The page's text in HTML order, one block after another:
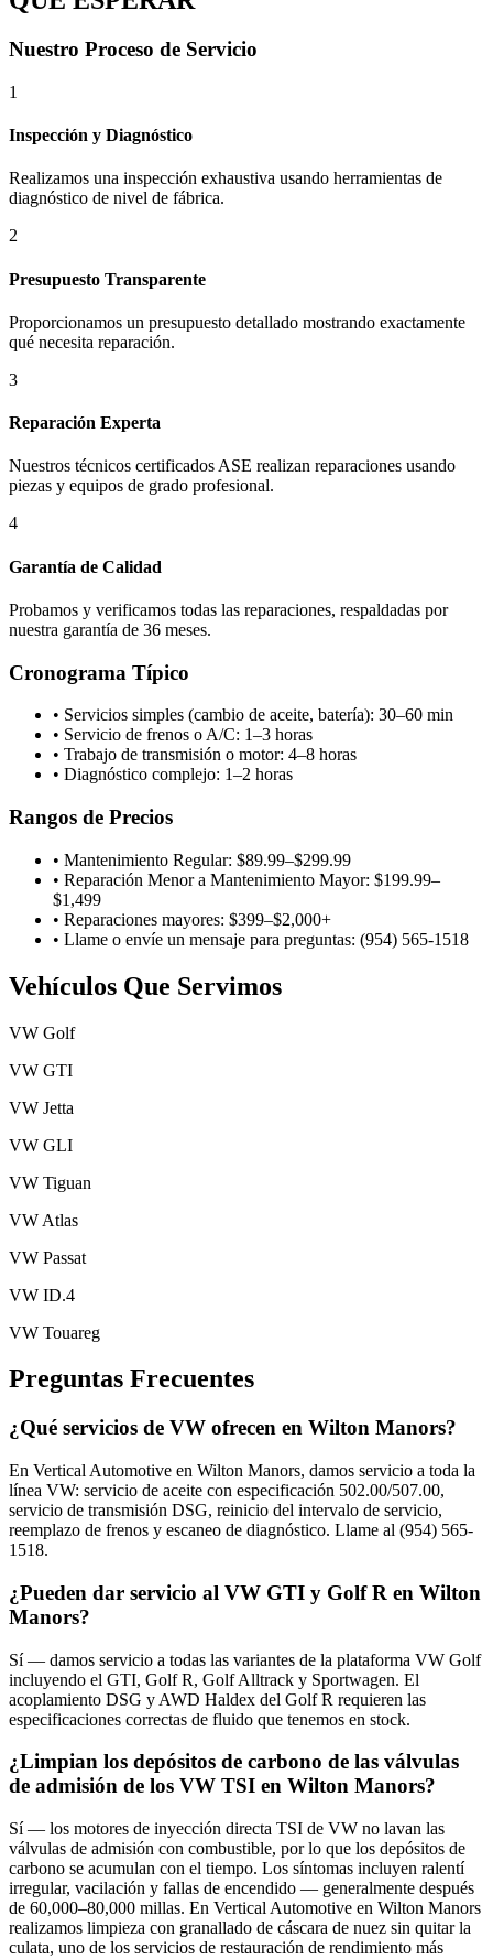
Nuestro Proceso de Servicio
1
Inspección y Diagnóstico
Realizamos una inspección exhaustiva usando herramientas de
diagnóstico de nivel de fábrica.
2
Presupuesto Transparente
Proporcionamos un presupuesto detallado mostrando exactamente
qué necesita reparación.
3
Reparación Experta
Nuestros técnicos certificados ASE realizan reparaciones usando
piezas y equipos de grado profesional.
4
Garantía de Calidad
Probamos y verificamos todas las reparaciones, respaldadas por
nuestra garantía de 36 meses.
Cronograma Típico
• Servicios simples (cambio de aceite, batería): 30–60 min
• Servicio de frenos o A/C: 1–3 horas
• Trabajo de transmisión o motor: 4–8 horas
• Diagnóstico complejo: 1–2 horas
Rangos de Precios
• Mantenimiento Regular: $89.99–$299.99
• Reparación Menor a Mantenimiento Mayor: $199.99–
$1,499
• Reparaciones mayores: $399–$2,000+
• Llame o envíe un mensaje para preguntas: (954) 565-1518
Vehículos Que Servimos
VW Golf
VW GTI
VW Jetta
VW GLI
VW Tiguan
VW Atlas
VW Passat
VW ID.4
VW Touareg
Preguntas Frecuentes
¿Qué servicios de VW ofrecen en Wilton Manors?
En Vertical Automotive en Wilton Manors, damos servicio a toda la
línea VW: servicio de aceite con especificación 502.00/507.00,
servicio de transmisión DSG, reinicio del intervalo de servicio,
reemplazo de frenos y escaneo de diagnóstico. Llame al (954) 565-
1518.
¿Pueden dar servicio al VW GTI y Golf R en Wilton
Manors?
Sí — damos servicio a todas las variantes de la plataforma VW Golf
incluyendo el GTI, Golf R, Golf Alltrack y Sportwagen. El
acoplamiento DSG y AWD Haldex del Golf R requieren las
especificaciones correctas de fluido que tenemos en stock.
¿Limpian los depósitos de carbono de las válvulas
de admisión de los VW TSI en Wilton Manors?
Sí — los motores de inyección directa TSI de VW no lavan las
válvulas de admisión con combustible, por lo que los depósitos de
carbono se acumulan con el tiempo. Los síntomas incluyen ralentí
irregular, vacilación y fallas de encendido — generalmente después
de 60,000–80,000 millas. En Vertical Automotive en Wilton Manors
realizamos limpieza con granallado de cáscara de nuez sin quitar la
culata, uno de los servicios de restauración de rendimiento más